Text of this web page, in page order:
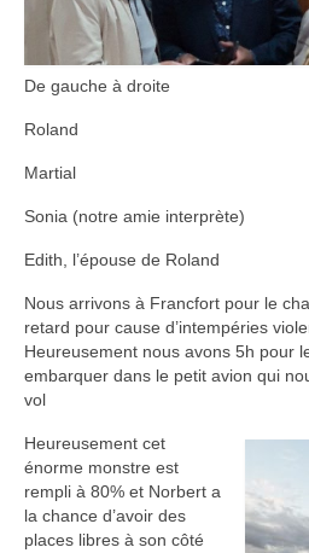
De gauche à droite
Roland
Martial
Sonia (notre amie interprète)
Edith, l’épouse de Roland
Nous arrivons à Francfort pour le
retard pour cause d’intempéries
Heureusement nous avons 5h pour
embarquer dans le petit avion qui
vol
Heureusement cet
énorme monstre est
rempli à 80% et Norbert a
la chance d’avoir des
places libres à son côté